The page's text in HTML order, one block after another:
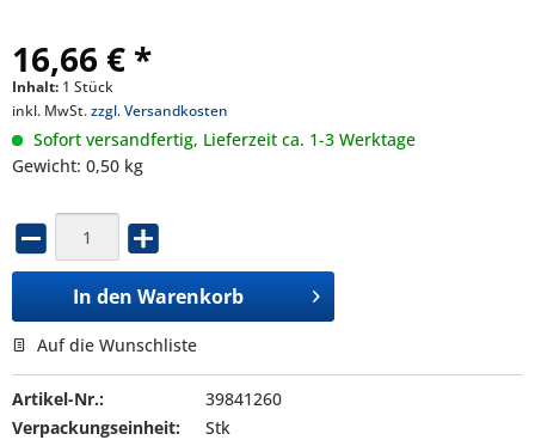
16,66 € *
Inhalt: 1 Stück
inkl. MwSt.zzgl. Versandkosten
Sofort versandfertig, Lieferzeit ca. 1-3 Werktage
Gewicht: 0,50 kg
In den Warenkorb
Auf die Wunschliste
Artikel-Nr.:
39841260
Verpackungseinheit:
Stk